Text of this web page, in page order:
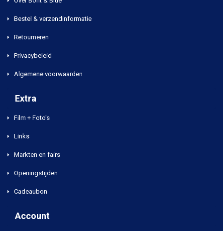
Bestel & verzendinformatie
Retourneren
Privacybeleid
Algemene voorwaarden
Extra
Film + Foto's
Links
Markten en fairs
Openingstijden
Cadeaubon
Account